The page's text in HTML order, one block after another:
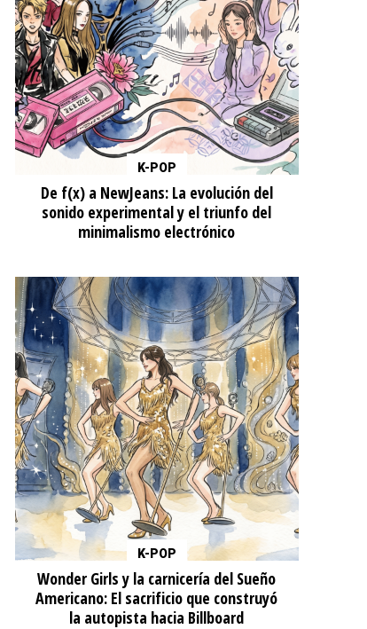
K-POP
De f(x) a NewJeans: La evolución del
sonido experimental y el triunfo del
minimalismo electrónico
K-POP
Wonder Girls y la carnicería del Sueño
Americano: El sacrificio que construyó
la autopista hacia Billboard